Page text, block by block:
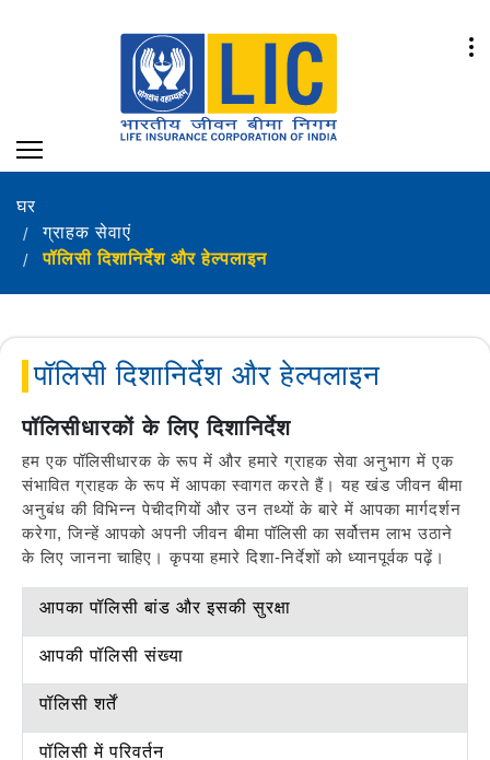
घर
ग्राहक सेवाएं
पॉलिसी दिशानिर्देश और हेल्पलाइन
पॉलिसी दिशानिर्देश और हेल्पलाइन
पॉलिसीधारकों के लिए दिशानिर्देश
हम एक पॉलिसीधारक के रूप में और हमारे ग्राहक सेवा अनुभाग में एक
संभावित ग्राहक के रूप में आपका स्वागत करते हैं। यह खंड जीवन बीमा
अनुबंध की विभिन्न पेचीदगियों और उन तथ्यों के बारे में आपका मार्गदर्शन
करेगा, जिन्हें आपको अपनी जीवन बीमा पॉलिसी का सर्वोत्तम लाभ उठाने
के लिए जानना चाहिए। कृपया हमारे दिशा-निर्देशों को ध्यानपूर्वक पढ़ें।
आपका पॉलिसी बांड और इसकी सुरक्षा
आपकी पॉलिसी संख्या
पॉलिसी शर्तें
पॉलिसी में परिवर्तन